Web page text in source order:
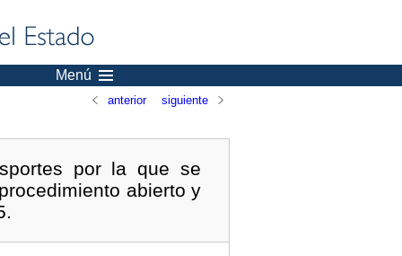
Menú
anterior siguiente
por la que se
abierto y